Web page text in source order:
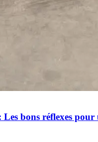
bons réflexes pour